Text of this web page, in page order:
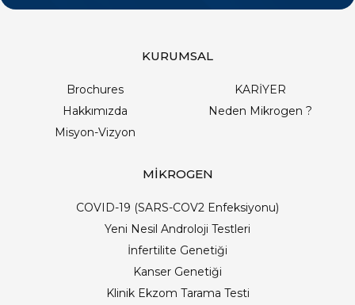
KURUMSAL
Brochures
KARİYER
Hakkımızda
Neden Mikrogen ?
Misyon-Vizyon
MİKROGEN
COVID-19 (SARS-COV2 Enfeksiyonu)
Yeni Nesil Androloji Testleri
İnfertilite Genetiği
Kanser Genetiği
Klinik Ekzom Tarama Testi